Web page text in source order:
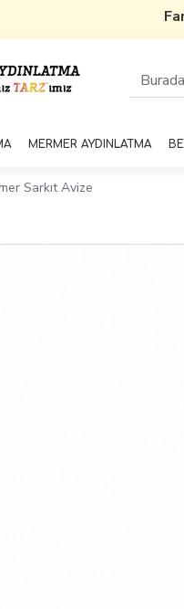
MERMER AYDINLATMA
Sarkıt Avize